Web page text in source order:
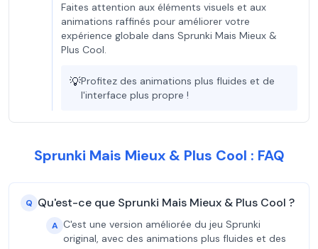
Faites attention aux éléments visuels et aux
animations raffinés pour améliorer votre
expérience globale dans Sprunki Mais Mieux &
Plus Cool.
💡Profitez des animations plus fluides et de
l'interface plus propre !
Sprunki Mais Mieux & Plus Cool : FAQ
Q Qu'est-ce que Sprunki Mais Mieux & Plus Cool ?
A C'est une version améliorée du jeu Sprunki
original, avec des animations plus fluides et des